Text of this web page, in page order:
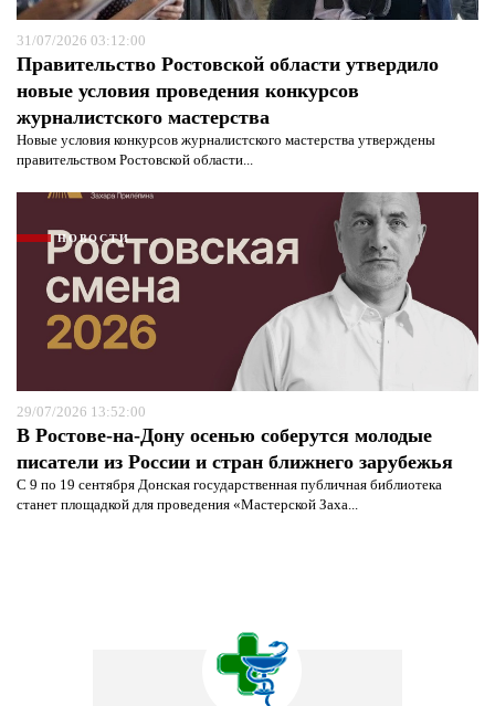
31/07/2026 03:12:00
Правительство Ростовской области утвердило
новые условия проведения конкурсов
журналистского мастерства
Новые условия конкурсов журналистского мастерства утверждены
правительством Ростовской области...
НОВОСТИ
29/07/2026 13:52:00
В Ростове-на-Дону осенью соберутся молодые
писатели из России и стран ближнего зарубежья
С 9 по 19 сентября Донская государственная публичная библиотека
станет площадкой для проведения «Мастерской Заха...